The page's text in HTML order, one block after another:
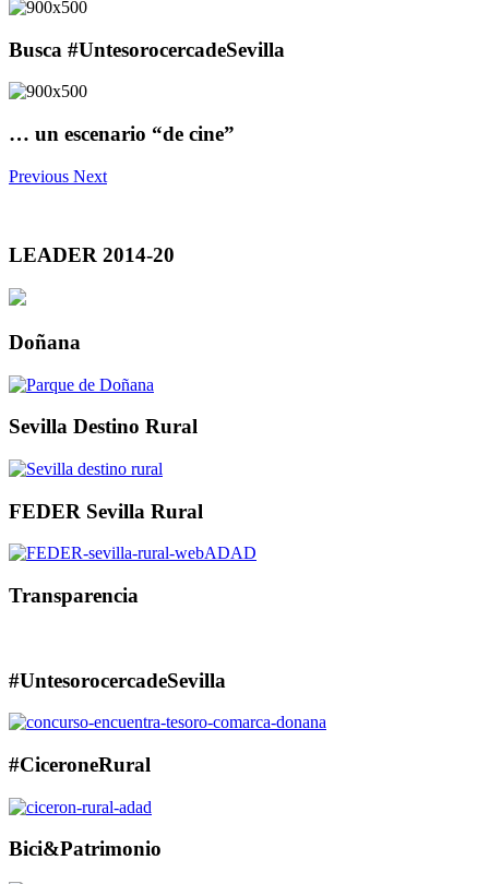
Busca #UntesorocercadeSevilla
… un escenario “de cine”
Previous Next
LEADER 2014-20
Doñana
Sevilla Destino Rural
FEDER Sevilla Rural
Transparencia
#UntesorocercadeSevilla
#CiceroneRural
Bici&Patrimonio